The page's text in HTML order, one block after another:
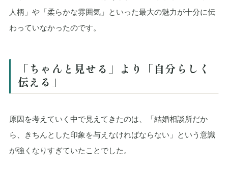
人柄」や「柔らかな雰囲気」といった最大の魅力が十分に伝
わっていなかったのです。
「ちゃんと見せる」より「自分らしく
伝える」
原因を考えていく中で見えてきたのは、「結婚相談所だか
ら、きちんとした印象を与えなければならない」という意識
が強くなりすぎていたことでした。